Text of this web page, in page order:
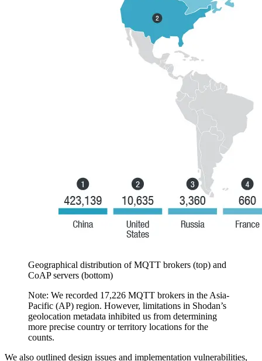
Geographical distribution of MQTT brokers (top) and
CoAP servers (bottom)
Note: We recorded 17,226 MQTT brokers in the Asia-
Pacific (AP) region. However, limitations in Shodan’s
geolocation metadata inhibited us from determining
more precise country or territory locations for the
counts.
We also outlined design issues and implementation vulnerabilities,